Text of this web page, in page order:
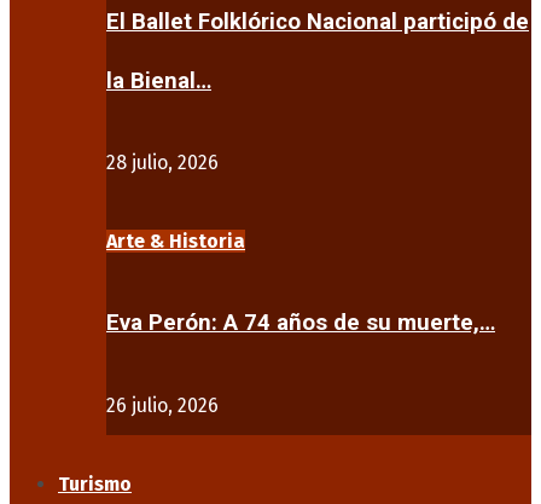
El Ballet Folklórico Nacional participó de
la Bienal…
28 julio, 2026
Arte & Historia
Eva Perón: A 74 años de su muerte,…
26 julio, 2026
Turismo